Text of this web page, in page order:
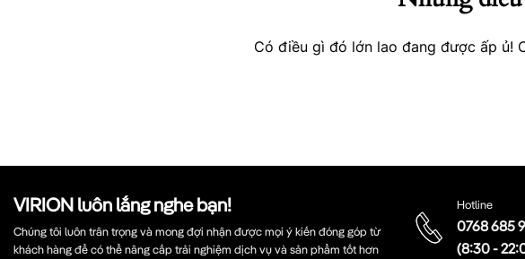
Có điều gì đó lớn lao đang được ấp ủ!
VIRION luôn lắng nghe bạn!
Chúng tôi luôn trân trọng và mong đợi nhận được mọi ý kiến đóng góp từ
khách hàng để có thể nâng cấp trải nghiệm dịch vụ và sản phẩm tốt hơn
Hotline
0768 685
(8:30 -